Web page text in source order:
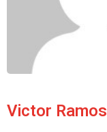
Victor Ramos